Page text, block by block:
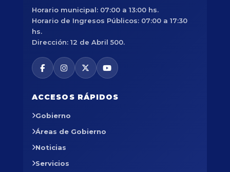
Horario municipal: 07:00 a 13:00 hs.
Horario de Ingresos Públicos: 07:00 a 17:30
hs.
Dirección: 12 de Abril 500.
ACCESOS RÁPIDOS
Gobierno
Áreas de Gobierno
Noticias
Servicios